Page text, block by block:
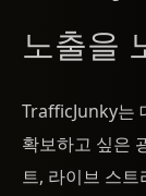
노출을
TrafficJunky는
확보하고 싶은
트, 라이브 스